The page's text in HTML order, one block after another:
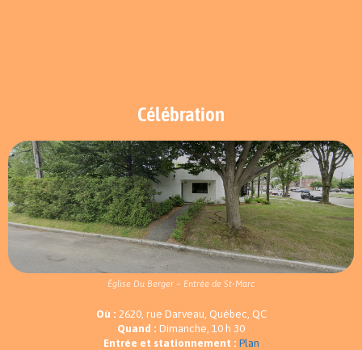
Célébration
Église Du Berger – Entrée de St-Marc
Où : 2620, rue Darveau, Québec, QC
Quand : Dimanche, 10 h 30
Entrée et stationnement : Plan